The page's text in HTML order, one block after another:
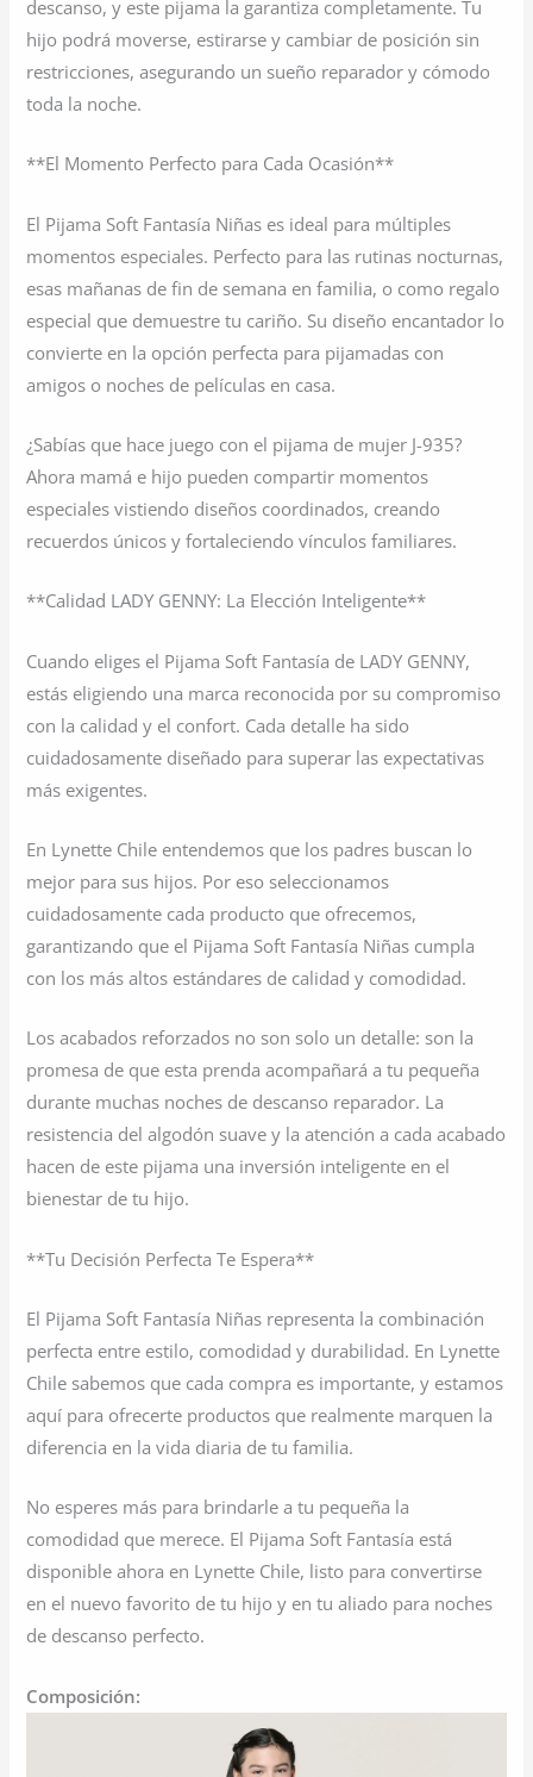
descanso, y este pijama la garantiza completamente. Tu
hijo podrá moverse, estirarse y cambiar de posición sin
restricciones, asegurando un sueño reparador y cómodo
toda la noche.
**El Momento Perfecto para Cada Ocasión**
El Pijama Soft Fantasía Niñas es ideal para múltiples
momentos especiales. Perfecto para las rutinas nocturnas,
esas mañanas de fin de semana en familia, o como regalo
especial que demuestre tu cariño. Su diseño encantador lo
convierte en la opción perfecta para pijamadas con
amigos o noches de películas en casa.
¿Sabías que hace juego con el pijama de mujer J-935?
Ahora mamá e hijo pueden compartir momentos
especiales vistiendo diseños coordinados, creando
recuerdos únicos y fortaleciendo vínculos familiares.
**Calidad LADY GENNY: La Elección Inteligente**
Cuando eliges el Pijama Soft Fantasía de LADY GENNY,
estás eligiendo una marca reconocida por su compromiso
con la calidad y el confort. Cada detalle ha sido
cuidadosamente diseñado para superar las expectativas
más exigentes.
En Lynette Chile entendemos que los padres buscan lo
mejor para sus hijos. Por eso seleccionamos
cuidadosamente cada producto que ofrecemos,
garantizando que el Pijama Soft Fantasía Niñas cumpla
con los más altos estándares de calidad y comodidad.
Los acabados reforzados no son solo un detalle: son la
promesa de que esta prenda acompañará a tu pequeña
durante muchas noches de descanso reparador. La
resistencia del algodón suave y la atención a cada acabado
hacen de este pijama una inversión inteligente en el
bienestar de tu hijo.
**Tu Decisión Perfecta Te Espera**
El Pijama Soft Fantasía Niñas representa la combinación
perfecta entre estilo, comodidad y durabilidad. En Lynette
Chile sabemos que cada compra es importante, y estamos
aquí para ofrecerte productos que realmente marquen la
diferencia en la vida diaria de tu familia.
No esperes más para brindarle a tu pequeña la
comodidad que merece. El Pijama Soft Fantasía está
disponible ahora en Lynette Chile, listo para convertirse
en el nuevo favorito de tu hijo y en tu aliado para noches
de descanso perfecto.
Composición: